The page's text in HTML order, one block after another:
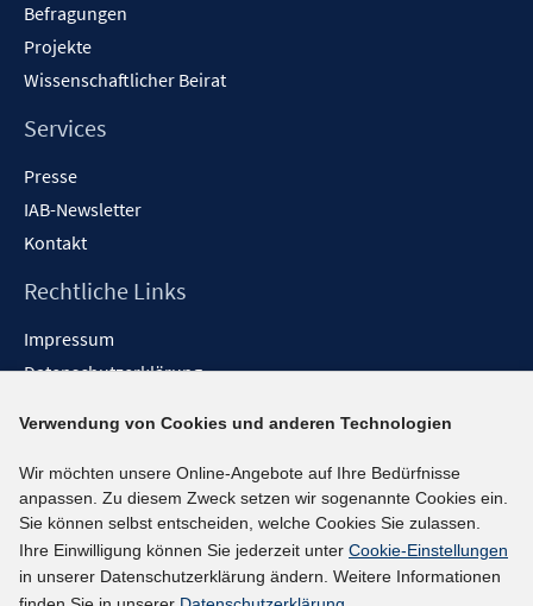
Befragungen
Projekte
Wissenschaftlicher Beirat
Services
Presse
IAB-Newsletter
Kontakt
Rechtliche Links
Impressum
Datenschutzerklärung
Barrieren melden
Social-Media-Kanäle
BlueSky
YouTube
LinkedIn
Verwendung von Cookies und anderen Technologien
Wir möchten unsere Online-Angebote auf Ihre Bedürfnisse
anpassen. Zu diesem Zweck setzen wir sogenannte Cookies ein.
Sie können selbst entscheiden, welche Cookies Sie zulassen.
Ihre Einwilligung können Sie jederzeit unter Cookie-Einstellungen
in unserer Datenschutzerklärung ändern. Weitere Informationen